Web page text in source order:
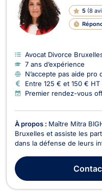
5 (8
Avocat Divorce
7 ans d’expérience
N’accepte pas aide pro
Entre 125 € et 150 € HT
Premier rendez-vous
À propos : Maître Mitra
Bruxelles et assiste les
dans la défense de leurs
les litiges liés aux sinistres
accompagne ses clients